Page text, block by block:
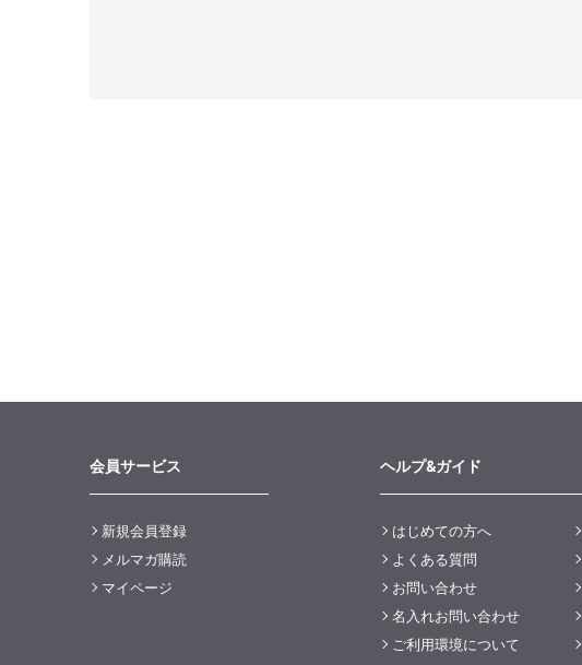
会員サービス
新規会員登録
メルマガ購読
マイページ
ヘルプ&ガイド
はじめての方へ
よくある質問
お問い合わせ
名入れお問い合わせ
ご利用環境について